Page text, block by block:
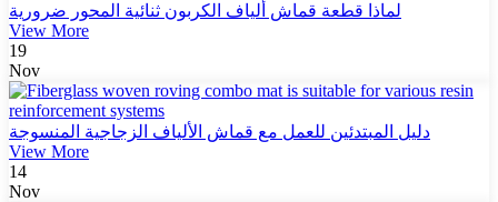
لماذا قطعة قماش ألياف الكربون ثنائية المحور ضرورية
View More
19
Nov
دليل المبتدئين للعمل مع قماش الألياف الزجاجية المنسوجة
View More
14
Nov